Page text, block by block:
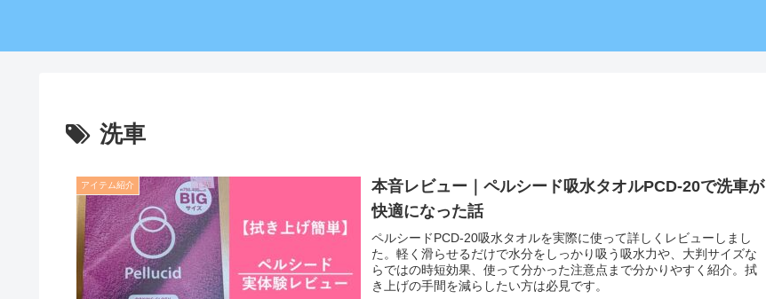
洗車
アイテム紹介
本音レビュー｜ペルシード吸水タオルPCD-20で洗車が
快適になった話
ペルシードPCD-20吸水タオルを実際に使って詳しくレビューしまし
た。軽く滑らせるだけで水分をしっかり吸う吸水力や、大判サイズな
らではの時短効果、使って分かった注意点まで分かりやすく紹介。拭
き上げの手間を減らしたい方は必見です。